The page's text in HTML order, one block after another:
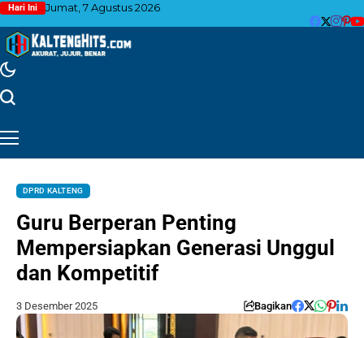
Hari Ini Jumat, 7 Agustus 2026
DPRD KALTENG
Guru Berperan Penting
Mempersiapkan Generasi Unggul
dan Kompetitif
3 Desember 2025 Bagikan